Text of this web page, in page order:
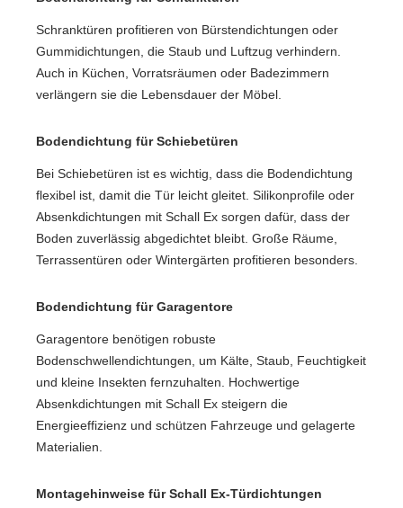
Schranktüren profitieren von Bürstendichtungen oder
Gummidichtungen, die Staub und Luftzug verhindern.
Auch in Küchen, Vorratsräumen oder Badezimmern
verlängern sie die Lebensdauer der Möbel.
Bodendichtung für Schiebetüren
Bei Schiebetüren ist es wichtig, dass die Bodendichtung
flexibel ist, damit die Tür leicht gleitet. Silikonprofile oder
Absenkdichtungen mit Schall Ex sorgen dafür, dass der
Boden zuverlässig abgedichtet bleibt. Große Räume,
Terrassentüren oder Wintergärten profitieren besonders.
Bodendichtung für Garagentore
Garagentore benötigen robuste
Bodenschwellendichtungen, um Kälte, Staub, Feuchtigkeit
und kleine Insekten fernzuhalten. Hochwertige
Absenkdichtungen mit Schall Ex steigern die
Energieeffizienz und schützen Fahrzeuge und gelagerte
Materialien.
Montagehinweise für Schall Ex-Türdichtungen